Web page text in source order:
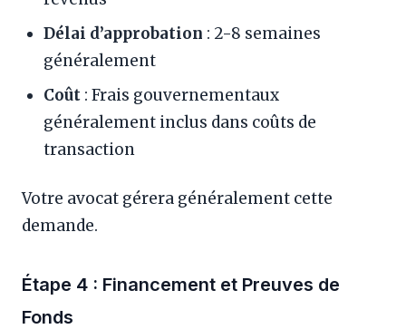
Délai d’approbation : 2-8 semaines
généralement
Coût : Frais gouvernementaux
généralement inclus dans coûts de
transaction
Votre avocat gérera généralement cette
demande.
Étape 4 : Financement et Preuves de
Fonds